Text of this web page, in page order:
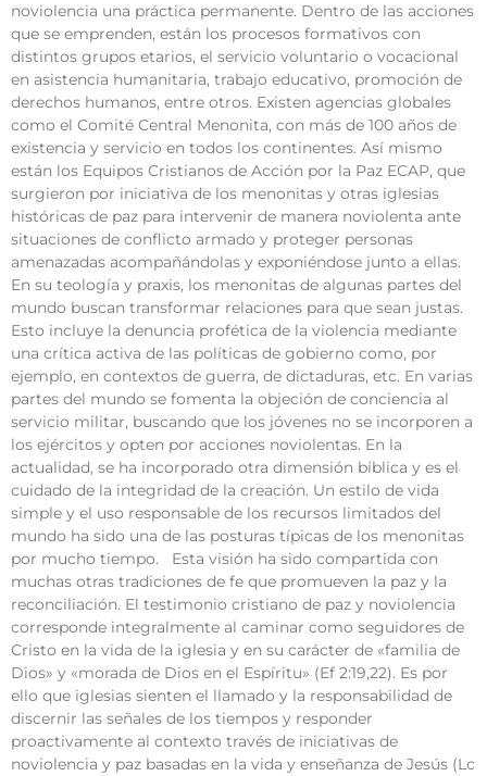
noviolencia una práctica permanente. Dentro de las acciones
que se emprenden, están los procesos formativos con
distintos grupos etarios, el servicio voluntario o vocacional
en asistencia humanitaria, trabajo educativo, promoción de
derechos humanos, entre otros. Existen agencias globales
como el Comité Central Menonita, con más de 100 años de
existencia y servicio en todos los continentes. Así mismo
están los Equipos Cristianos de Acción por la Paz ECAP, que
surgieron por iniciativa de los menonitas y otras iglesias
históricas de paz para intervenir de manera noviolenta ante
situaciones de conflicto armado y proteger personas
amenazadas acompañándolas y exponiéndose junto a ellas.
En su teología y praxis, los menonitas de algunas partes del
mundo buscan transformar relaciones para que sean justas.
Esto incluye la denuncia profética de la violencia mediante
una crítica activa de las políticas de gobierno como, por
ejemplo, en contextos de guerra, de dictaduras, etc. En varias
partes del mundo se fomenta la objeción de conciencia al
servicio militar, buscando que los jóvenes no se incorporen a
los ejércitos y opten por acciones noviolentas. En la
actualidad, se ha incorporado otra dimensión bíblica y es el
cuidado de la integridad de la creación. Un estilo de vida
simple y el uso responsable de los recursos limitados del
mundo ha sido una de las posturas típicas de los menonitas
por mucho tiempo. Esta visión ha sido compartida con
muchas otras tradiciones de fe que promueven la paz y la
reconciliación. El testimonio cristiano de paz y noviolencia
corresponde integralmente al caminar como seguidores de
Cristo en la vida de la iglesia y en su carácter de «familia de
Dios» y «morada de Dios en el Espíritu» (Ef 2:19,22). Es por
ello que iglesias sienten el llamado y la responsabilidad de
discernir las señales de los tiempos y responder
proactivamente al contexto través de iniciativas de
noviolencia y paz basadas en la vida y enseñanza de Jesús (Lc